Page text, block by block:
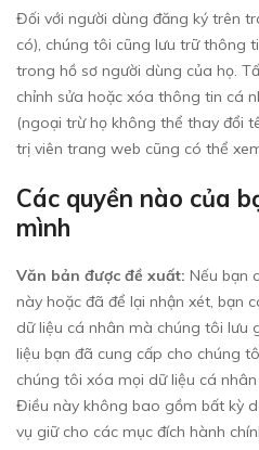
Đối với người dùng đăng ký trên
có), chúng tôi cũng lưu trữ thông
trong hồ sơ người dùng của họ.
chỉnh sửa hoặc xóa thông tin cá
(ngoại trừ họ không thể thay đổi
trị viên trang web cũng có thể
Các quyền nào của
mình
Văn bản được đề xuất: Nếu bạn
này hoặc đã để lại nhận xét, bạn
dữ liệu cá nhân mà chúng tôi lưu
liệu bạn đã cung cấp cho chúng
chúng tôi xóa mọi dữ liệu cá
Điều này không bao gồm bất kỳ
vụ giữ cho các mục đích hành